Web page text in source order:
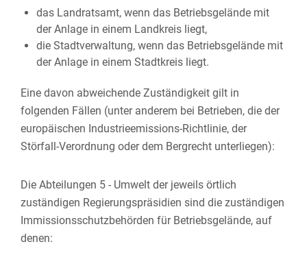
das Landratsamt, wenn das Betriebsgelände mit
der Anlage in einem Landkreis liegt,
die Stadtverwaltung, wenn das Betriebsgelände mit
der Anlage in einem Stadtkreis liegt.
Eine davon abweichende Zuständigkeit gilt in
folgenden Fällen (unter anderem bei Betrieben, die der
europäischen Industrieemissions-Richtlinie, der
Störfall-Verordnung oder dem Bergrecht unterliegen):
Die Abteilungen 5 - Umwelt der jeweils örtlich
zuständigen Regierungspräsidien sind die zuständigen
Immissionsschutzbehörden für Betriebsgelände, auf
denen: